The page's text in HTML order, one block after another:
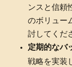
ンスと信頼
のボリュー
討してくだ
定期的なバ
戦略を実装